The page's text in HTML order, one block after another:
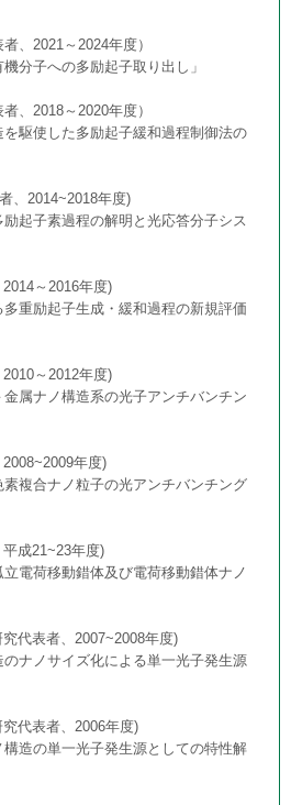
研究設備
ォトアルバム
、2021～2024年度）
分子への多励起子取り出し」
、2018～2020年度）
を駆使した多励起子緩和過程制御法の
、2014~2018年度)
励起子素過程の解明と光応答分子シス
～2016年度)
多重励起子生成・緩和過程の新規評価
～2012年度)
金属ナノ構造系の光子アンチバンチン
年度)
素複合ナノ粒子の光アンチバンチング
成21~23年度)
立電荷移動錯体及び電荷移動錯体ナノ
代表者、2007~2008年度)
のナノサイズ化による単一光子発生源
代表者、2006年度)
構造の単一光子発生源としての特性解